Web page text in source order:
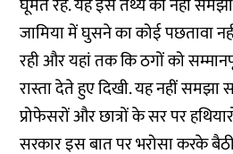
घूमते रहे. यह इस तथ्य को नहीं
जामिया में घुसने का कोई पछतावा
रही और यहां तक कि ठगों को
रास्ता देते हुए दिखी. यह नहीं समझा
प्रोफेसरों और छात्रों के सर पर
सरकार इस बात पर भरोसा करके